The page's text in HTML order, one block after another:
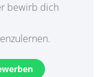
bewirb dich